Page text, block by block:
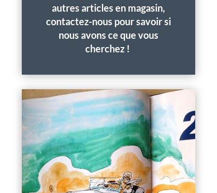
autres articles en magasin,
contactez-nous pour savoir si
nous avons ce que vous
cherchez !